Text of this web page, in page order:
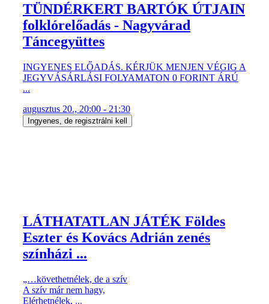
TÜNDÉRKERT BARTÓK ÚTJAIN
folklórelőadás - Nagyvárad
Táncegyüttes
INGYENES ELŐADÁS. KÉRJÜK MENJEN VÉGIG A
JEGYVÁSÁRLÁSI FOLYAMATON 0 FORINT ÁRÚ
...
augusztus 20., 20:00 - 21:30
Ingyenes, de regisztrálni kell
LÁTHATATLAN JÁTÉK Földes
Eszter és Kovács Adrián zenés
színházi ...
„…követhetnélek, de a szív
A szív már nem hagy,
Elérhetnélek, ...